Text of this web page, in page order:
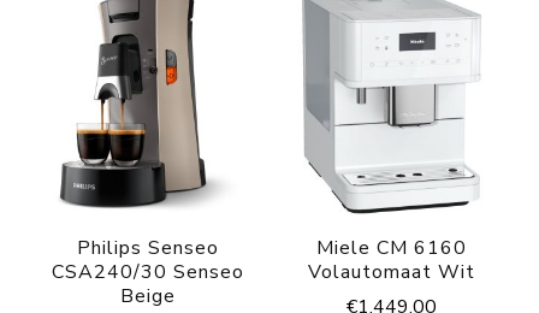
Philips Senseo
CSA240/30 Senseo
Beige
Miele CM 6160
Volautomaat Wit
€1,449.00